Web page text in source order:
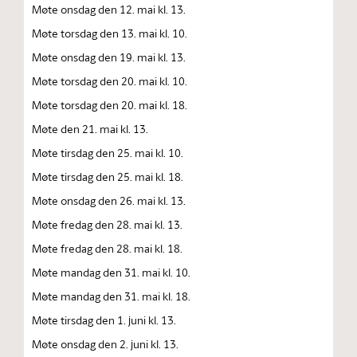
Møte onsdag den 12. mai kl. 13.
Møte torsdag den 13. mai kl. 10.
Møte onsdag den 19. mai kl. 13.
Møte torsdag den 20. mai kl. 10.
Møte torsdag den 20. mai kl. 18.
Møte den 21. mai kl. 13.
Møte tirsdag den 25. mai kl. 10.
Møte tirsdag den 25. mai kl. 18.
Møte onsdag den 26. mai kl. 13.
Møte fredag den 28. mai kl. 13.
Møte fredag den 28. mai kl. 18.
Møte mandag den 31. mai kl. 10.
Møte mandag den 31. mai kl. 18.
Møte tirsdag den 1. juni kl. 13.
Møte onsdag den 2. juni kl. 13.